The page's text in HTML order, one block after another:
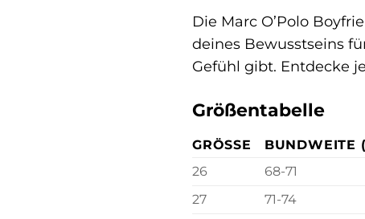
Die Marc O’Polo
deines Bewusstseins
Gefühl gibt. Entdecke
Größentabelle
GRÖSSE BUNDWEITE
26
68-71
27
71-74